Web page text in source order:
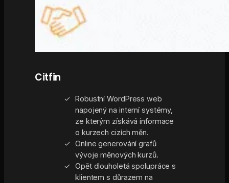
Citfin
Robustní WordPress web
napojený na interní systémy,
ze kterým získává informace
o kurzech cizích měn.
Online generování grafů
vývoje měnových kurzů.
Opět dlouholetá spolupráce s
klientem s důrazem na